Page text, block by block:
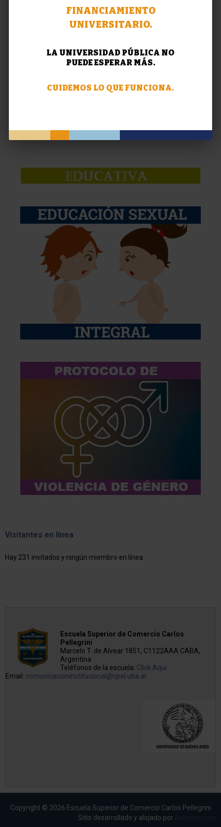
Visitantes en línea
Hay 231 invitados y ningún miembro en línea
Escuela Superior de Comercio Carlos
Pellegrini
Marcelo T. de Alvear 1851, C1122AAA CABA,
Argentina
Teléfonos de la escuela: Click Aqui
Email: comunicacioninstitucional@cpel.uba.ar
Copyright © 2026 Escuela Superior de Comercio Carlos Pellegrini
Sitio desarrollado y alojado por
FINANCIAMIENTO
UNIVERSITARIO.
LA UNIVERSIDAD PÚBLICA NO
PUEDE ESPERAR MÁS.
CUIDEMOS LO QUE FUNCIONA.